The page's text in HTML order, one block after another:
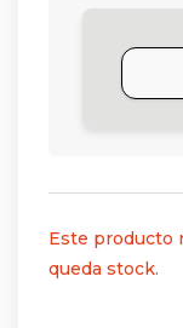
Este producto
queda stock.